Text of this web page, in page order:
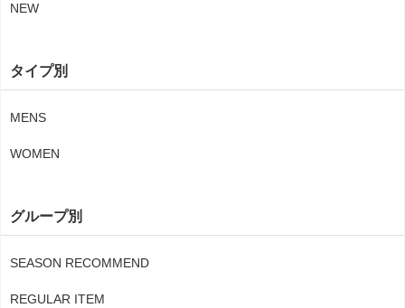
NEW
タイプ別
MENS
WOMEN
グループ別
SEASON RECOMMEND
REGULAR ITEM